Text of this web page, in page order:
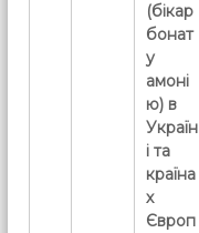
(бікар
бонат
у
амоні
ю) в
Україн
і та
країна
х
Європ